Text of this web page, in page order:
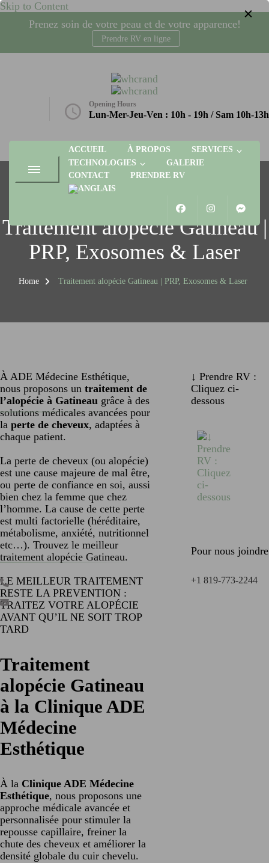
Skip to Content
Prenez soin de votre peau et de votre apparence!
Prendre RV en ligne
whcrand
Injections Botox, fillers, visage, technologies microneedling, laser,
radio-fréquence. Gatineau, Plateau AGORA
Opening Hours
Lun-Mer-Jeu-Ven : 10h - 19h / Sam 10h-13h
ACCUEIL À PROPOS
SERVICES
TECHNOLOGIES
GALERIE
CONTACT
PRENDRE RV
Traitement alopécie Gatineau |
PRP, Exosomes & Laser
Home Traitement alopécie Gatineau | PRP, Exosomes & Laser
À ADE Médecine Esthétique,
nous proposons un traitement de
l’alopécie à Gatineau grâce à des
solutions médicales avancées pour
la perte de cheveux, adaptées à
chaque patient.
La perte de cheveux (ou alopécie)
est une cause majeure de mal être,
ou perte de confiance en soi, aussi
bien chez la femme que chez
l’homme. La cause de cette perte
est multi factorielle (héréditaire,
métabolisme, anxiété, nutritionnel
etc…). Trouvez le meilleur
traitement alopécie Gatineau.
LE MEILLEUR TRAITEMENT
RESTE LA PREVENTION :
TRAITEZ VOTRE ALOPÉCIE
AVANT QU’IL NE SOIT TROP
TARD
Traitement
alopécie Gatineau
à la Clinique ADE
Médecine
Esthétique
À la Clinique ADE Médecine
Esthétique, nous proposons une
approche médicale avancée et
personnalisée pour stimuler la
repousse capillaire, freiner la
chute des cheveux et améliorer la
densité globale du cuir chevelu.
↓ Prendre RV :
Cliquez ci-
dessous
Pour nous joindre
+1 819-773-2244